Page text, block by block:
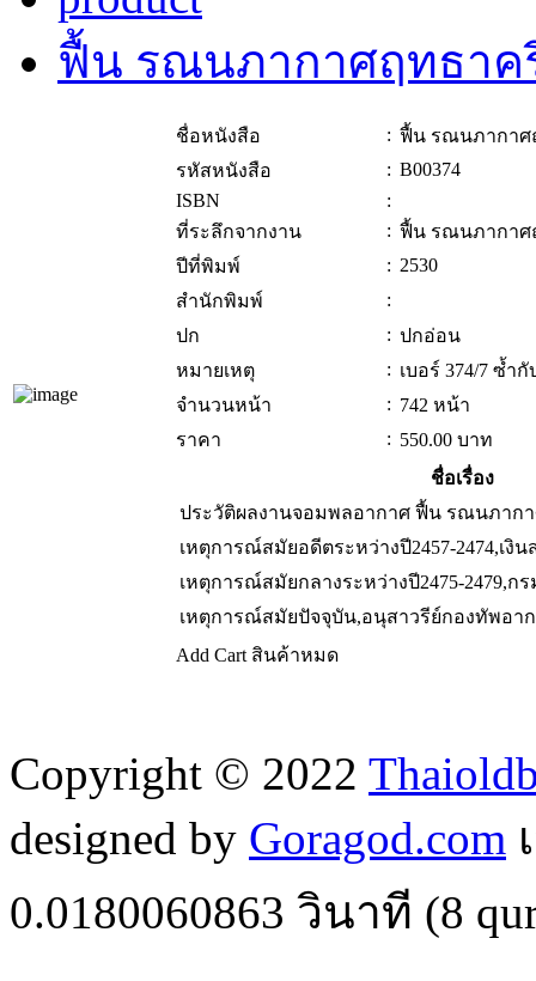
ฟื้น รณนภากาศฤทธาค
ชื่อหนังสือ : ฟื้น รณนภากาศ
รหัสหนังสือ
: B00374
ISBN
:
ที่ระลึกจากงาน
: ฟื้น รณนภากาศ
ปีที่พิมพ์
: 2530
สำนักพิมพ์
:
ปก
: ปกอ่อน
หมายเหตุ
: เบอร์ 374/7 ซ้ำ
จำนวนหน้า
: 742 หน้า
ราคา
: 550.00 บาท
ชื่อเรื่อง
ประวัติผลงานจอมพลอากาศ ฟื้น รณนภาก
เหตุการณ์สมัยอดีตระหว่างปี2457-2474,เงิ
เหตุการณ์สมัยกลางระหว่างปี2475-2479,ก
เหตุการณ์สมัยปัจจุบัน,อนุสาวรีย์กองทัพอา
Add Cart สินค้าหมด
Copyright © 2022
designed by Goragod.com
0.0180060863 วินาที (8